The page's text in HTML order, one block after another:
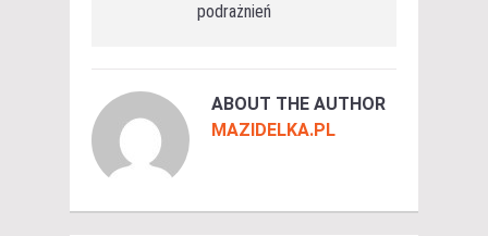
podrażnień
ABOUT THE AUTHOR
MAZIDELKA.PL